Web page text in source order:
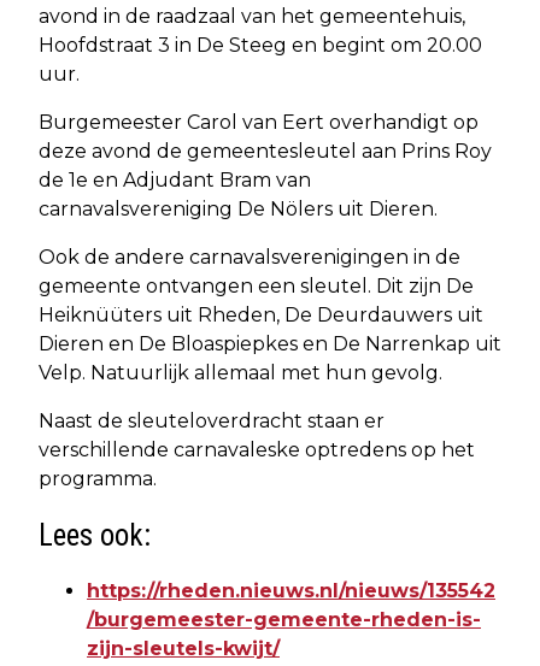
avond in de raadzaal van het gemeentehuis,
Hoofdstraat 3 in De Steeg en begint om 20.00
uur.
Burgemeester Carol van Eert overhandigt op
deze avond de gemeentesleutel aan Prins Roy
de 1e en Adjudant Bram van
carnavalsvereniging De Nölers uit Dieren.
Ook de andere carnavalsverenigingen in de
gemeente ontvangen een sleutel. Dit zijn De
Heiknüüters uit Rheden, De Deurdauwers uit
Dieren en De Bloaspiepkes en De Narrenkap uit
Velp. Natuurlijk allemaal met hun gevolg.
Naast de sleuteloverdracht staan er
verschillende carnavaleske optredens op het
programma.
Lees ook:
https://rheden.nieuws.nl/nieuws/135542
/burgemeester-gemeente-rheden-is-
zijn-sleutels-kwijt/